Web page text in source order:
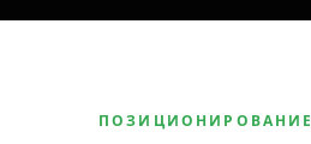
ПОЗИЦИОНИРОВАНИЕ